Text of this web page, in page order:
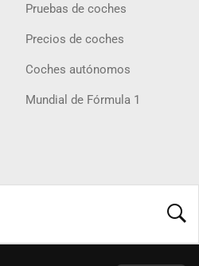
Pruebas de coches
Precios de coches
Coches autónomos
Mundial de Fórmula 1